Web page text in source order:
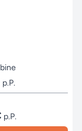
p.P.
p.P.